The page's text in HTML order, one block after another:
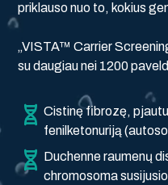
priklauso nuo to, kokius
„VISTA™ Carrier
su daugiau nei 1200
Cistinę fibrozę,
fenilketonuriją
Duchenne raumenų
chromosoma